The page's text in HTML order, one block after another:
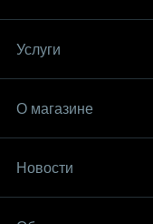
Услуги
О магазине
Новости